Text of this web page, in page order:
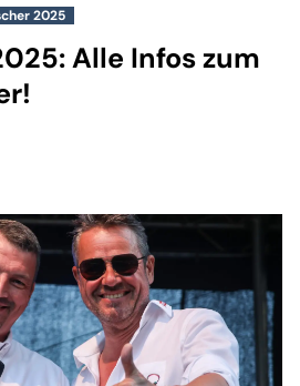
2025
Alle Infos zum